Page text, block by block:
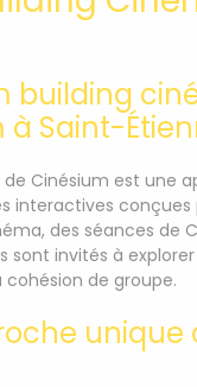
building
Saint-
Cinésium est une
interactives conçues
des séances de
sont invités à
de groupe.